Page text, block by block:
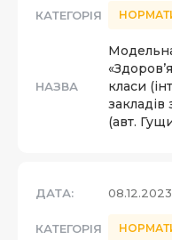
КАТЕГОРІЯ
НАЗВА
класи
закладів
(авт.
ДАТА: 08.12.2023
КАТЕГОРІЯ